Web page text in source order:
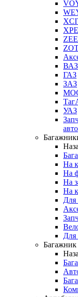
ГАЗ
ЗАЗ
УАЗ
На
На
На
На
Для
Для
Багажник